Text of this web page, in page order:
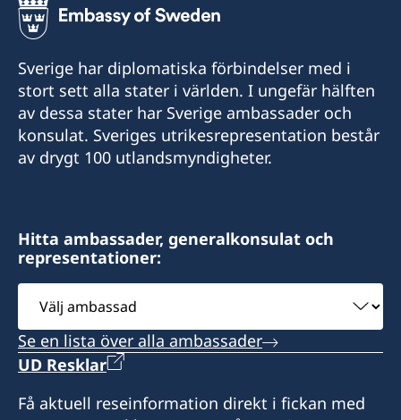
Sverige har diplomatiska förbindelser med i
stort sett alla stater i världen. I ungefär hälften
av dessa stater har Sverige ambassader och
konsulat. Sveriges utrikesrepresentation består
av drygt 100 utlandsmyndigheter.
Hitta ambassader, generalkonsulat och
representationer:
Välj
ambassad
Se en lista över alla ambassader
UD Resklar
Få aktuell reseinformation direkt i fickan med